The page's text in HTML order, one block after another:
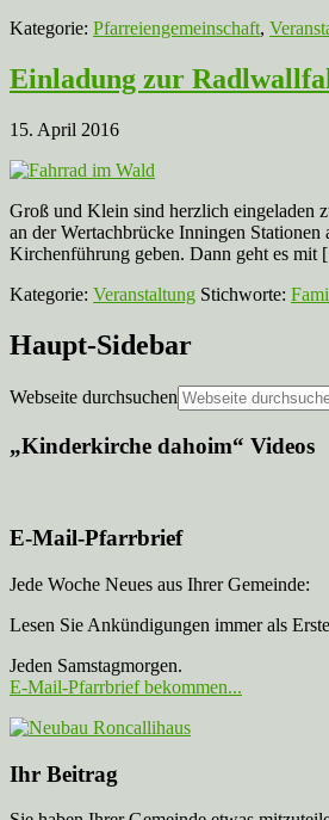
Kategorie: Pfarreiengemeinschaft,
Einladung zur
15. April 2016
Groß und Klein sind herzlich eingeladen
an der Wertachbrücke Inningen
Kirchenführung geben. Dann geht es
Kategorie: Veranstaltung Stichworte:
Haupt-Sidebar
Webseite durchsuchen
„Kinderkirche dahoim“ Videos
E-Mail-Pfarrbrief
Jede Woche Neues aus Ihrer Gemeinde:
Lesen Sie Ankündigungen immer als
Jeden Samstagmorgen.
E-Mail-Pfarrbrief bekommen...
Ihr Beitrag